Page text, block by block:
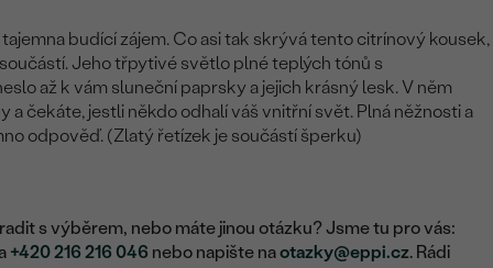
budící zájem. Co asi tak skrývá tento citrínový kousek,
Jeho třpytivé světlo plné teplých tónů s
až k vám sluneční paprsky a jejich krásný lesk. V něm
a čekáte, jestli někdo odhalí váš vnitřní svět. Plná něžnosti a
odpověď. (Zlatý řetízek je součástí šperku)
s výběrem, nebo máte jinou otázku? Jsme tu pro vás:
+420 216 216 046 nebo napište naotazky@eppi.cz. Rádi